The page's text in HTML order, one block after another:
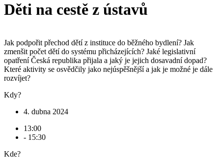
Děti na cestě z ústavů
Jak podpořit přechod dětí z instituce do běžného bydlení? Jak
zmenšit počet dětí do systému přicházejících? Jaké legislativní
opatření Česká republika přijala a jaký je jejich dosavadní dopad?
Které aktivity se osvědčily jako nejúspěšnější a jak je možné je dále
rozvíjet?
Kdy?
4. dubna 2024
13:00
- 15:30
Kde?